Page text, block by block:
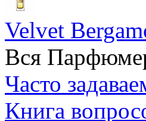
Velvet
Вся
Часто
Книга